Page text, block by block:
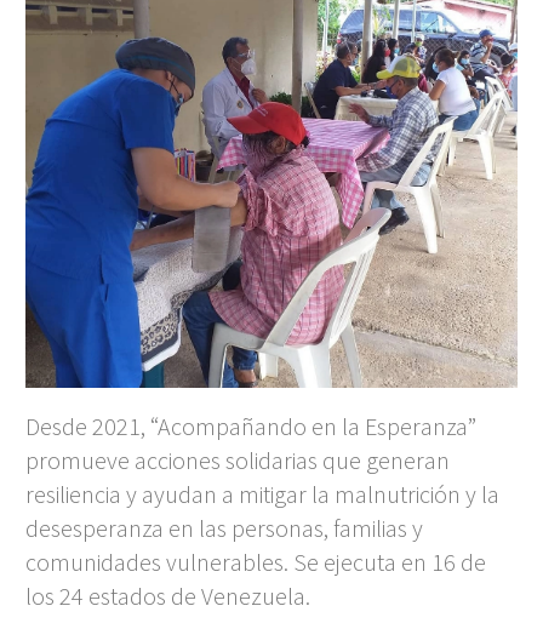
Desde 2021, “Acompañando en la Esperanza”
promueve acciones solidarias que generan
resiliencia y ayudan a mitigar la malnutrición y la
desesperanza en las personas, familias y
comunidades vulnerables. Se ejecuta en 16 de
los 24 estados de Venezuela.